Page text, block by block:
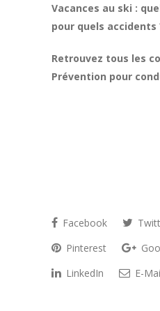
Vacances au ski :
pour quels accidents
Retrouvez tous les
Prévention pour
Facebook
Pinterest
LinkedIn
E-